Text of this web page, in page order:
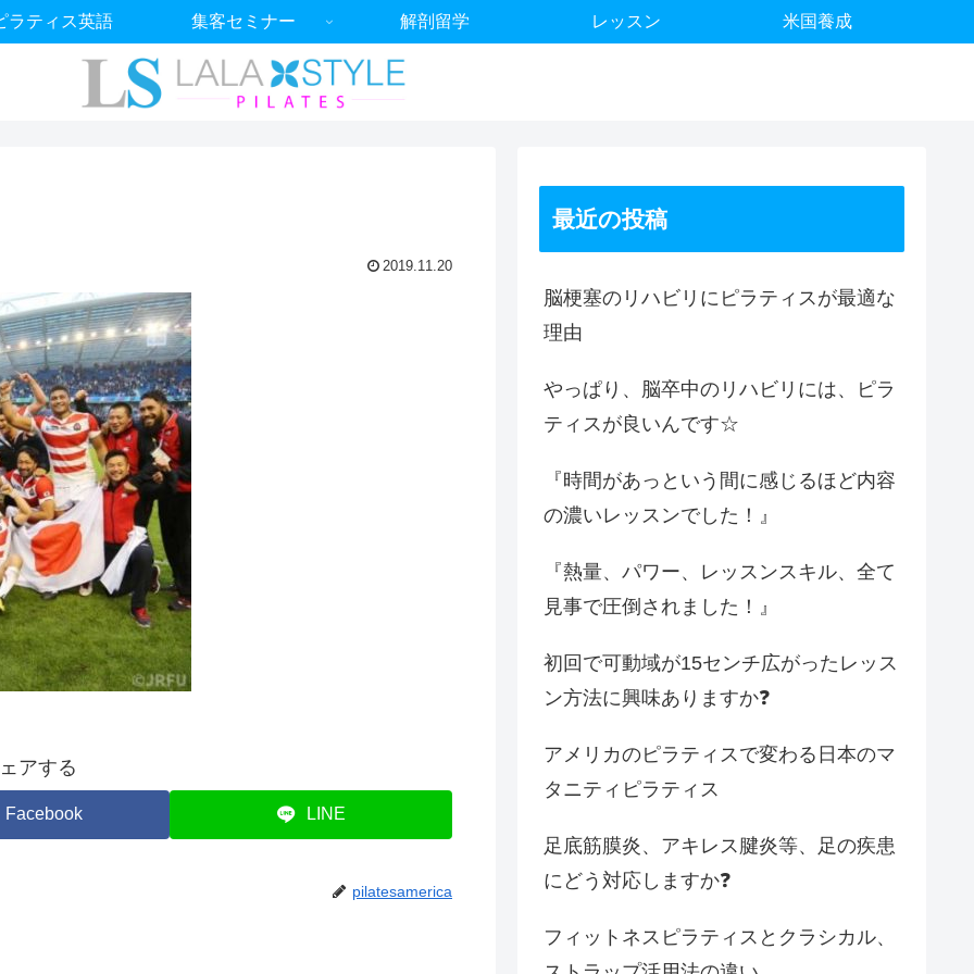
ラティス英語 集客セミナー 解剖留学 レッスン 米国養成
2019.11.20
アする
Facebook LINE
pilatesamerica
最近の投稿
脳梗塞のリハビリにピラティスが最適な
理由
やっぱり、脳卒中のリハビリには、ピラ
ティスが良いんです☆
『時間があっという間に感じるほど内容
の濃いレッスンでした！』
『熱量、パワー、レッスンスキル、全て
見事で圧倒されました！』
初回で可動域が15センチ広がったレッス
ン方法に興味ありますか❓
アメリカのピラティスで変わる日本のマ
タニティピラティス
足底筋膜炎、アキレス腱炎等、足の疾患
にどう対応しますか❓
フィットネスピラティスとクラシカル、